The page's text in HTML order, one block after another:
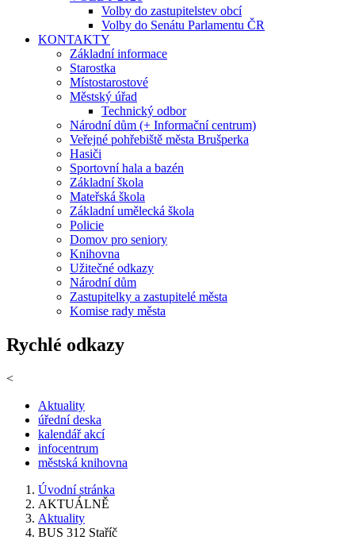
Volby do zastupitelstev obcí
Volby do Senátu Parlamentu ČR
KONTAKTY
Základní informace
Starostka
Místostarostové
Městský úřad
Technický odbor
Národní dům (+ Informační centrum)
Veřejné pohřebiště města Brušperka
Hasiči
Sportovní hala a bazén
Základní škola
Mateřská škola
Základní umělecká škola
Policie
Domov pro seniory
Knihovna
Užitečné odkazy
Národní dům
Zastupitelky a zastupitelé města
Komise rady města
Rychlé odkazy
<
Aktuality
úřední deska
kalendář akcí
infocentrum
městská knihovna
Úvodní stránka
AKTUÁLNĚ
Aktuality
BUS 312 Staříč